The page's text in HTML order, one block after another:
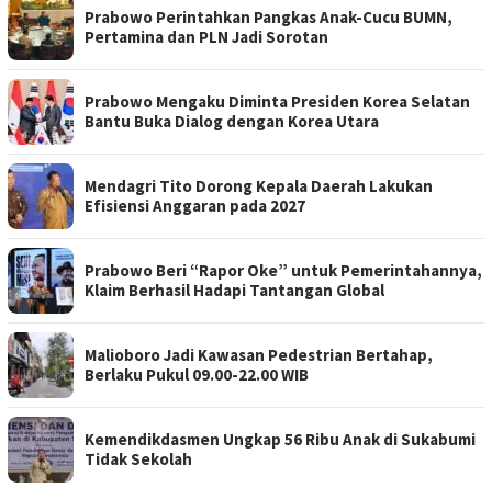
Prabowo Perintahkan Pangkas Anak-Cucu BUMN,
Pertamina dan PLN Jadi Sorotan
Prabowo Mengaku Diminta Presiden Korea Selatan
Bantu Buka Dialog dengan Korea Utara
Mendagri Tito Dorong Kepala Daerah Lakukan
Efisiensi Anggaran pada 2027
Prabowo Beri “Rapor Oke” untuk Pemerintahannya,
Klaim Berhasil Hadapi Tantangan Global
Malioboro Jadi Kawasan Pedestrian Bertahap,
Berlaku Pukul 09.00-22.00 WIB
Kemendikdasmen Ungkap 56 Ribu Anak di Sukabumi
Tidak Sekolah